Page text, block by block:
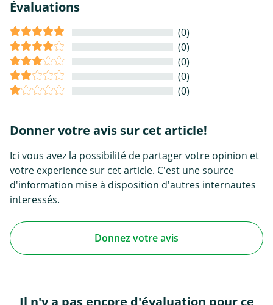
Évaluations
(0)
(0)
(0)
(0)
(0)
Donner votre avis sur cet article!
Ici vous avez la possibilité de partager votre opinion et
votre experience sur cet article. C'est une source
d'information mise à disposition d'autres internautes
interessés.
Donnez votre avis
Il n'y a pas encore d'évaluation pour ce